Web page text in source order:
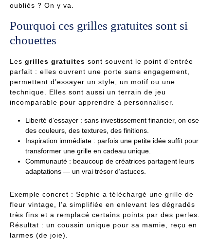
oubliés ? On y va.
Pourquoi ces grilles gratuites sont si
chouettes
Les grilles gratuites sont souvent le point d’entrée
parfait : elles ouvrent une porte sans engagement,
permettent d’essayer un style, un motif ou une
technique. Elles sont aussi un terrain de jeu
incomparable pour apprendre à personnaliser.
Liberté d’essayer : sans investissement financier, on ose
des couleurs, des textures, des finitions.
Inspiration immédiate : parfois une petite idée suffit pour
transformer une grille en cadeau unique.
Communauté : beaucoup de créatrices partagent leurs
adaptations — un vrai trésor d’astuces.
Exemple concret : Sophie a téléchargé une grille de
fleur vintage, l’a simplifiée en enlevant les dégradés
très fins et a remplacé certains points par des perles.
Résultat : un coussin unique pour sa mamie, reçu en
larmes (de joie).